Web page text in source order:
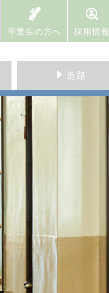
卒業生の方へ 採用情報
進路